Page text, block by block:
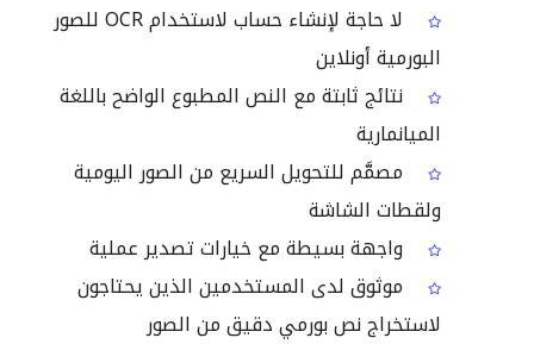
لا حاجة لإنشاء حساب لاستخدام OCR للصور
البورمية أونلاين
نتائج ثابتة مع النص المطبوع الواضح باللغة
الميانمارية
مصمَّم للتحويل السريع من الصور اليومية
ولقطات الشاشة
واجهة بسيطة مع خيارات تصدير عملية
موثوق لدى المستخدمين الذين يحتاجون
لاستخراج نص بورمي دقيق من الصور